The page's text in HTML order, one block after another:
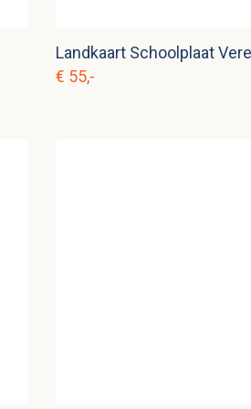
€ 55,-